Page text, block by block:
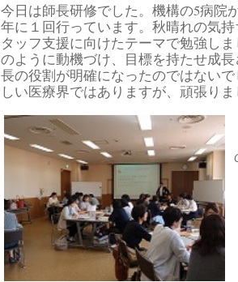
も
お
勉
強
は
今日は師長研修でした。機構の5病院
年に１回行っています。秋晴れの気
タッフ支援に向けたテーマで勉強し
のように動機づけ、目標を持たせ成
長の役割が明確になったのではない
しい医療界ではありますが、頑張り